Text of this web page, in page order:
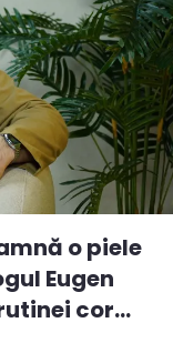
o piele
Eugen
cor...